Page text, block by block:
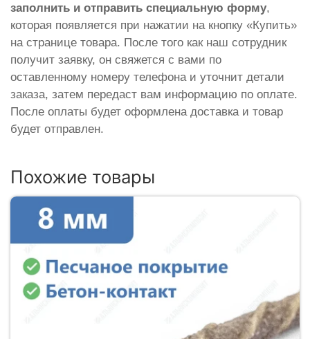
заполнить и отправить специальную форму,
которая появляется при нажатии на кнопку «Купить»
на странице товара. После того как наш сотрудник
получит заявку, он свяжется с вами по
оставленному номеру телефона и уточнит детали
заказа, затем передаст вам информацию по оплате.
После оплаты будет оформлена доставка и товар
будет отправлен.
Похожие товары